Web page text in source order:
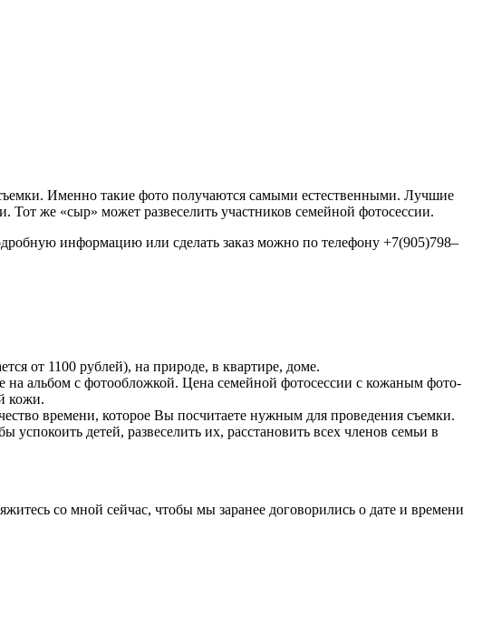
Именно такие фото получаются самыми естественными. Лучшие
Тот же «сыр» может развеселить участников семейной фотосессии.
информацию или сделать заказ можно по телефону +7(905)798–
от 1100 рублей), на природе, в квартире, доме.
на альбом с фотообложкой. Цена семейной фотосессии с кожаным фото-
кожи.
времени, которое Вы посчитаете нужным для проведения съемки.
детей, развеселить их, расстановить всех членов семьи в
со мной сейчас, чтобы мы заранее договорились о дате и времени